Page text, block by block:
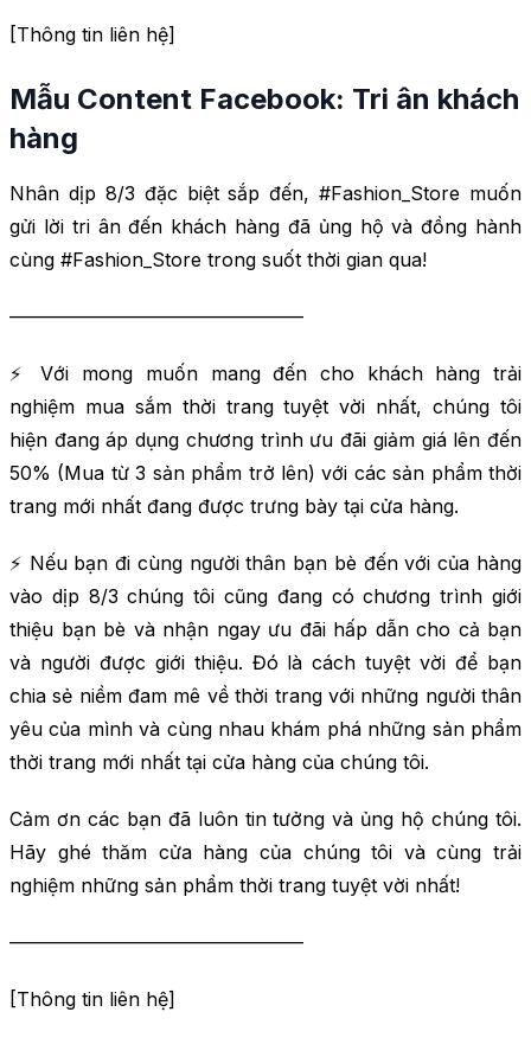
[Thông tin liên hệ]
Mẫu Content Facebook: Tri ân khách
hàng
Nhân dịp 8/3 đặc biệt sắp đến, #Fashion_Store muốn
gửi lời tri ân đến khách hàng đã ủng hộ và đồng hành
cùng #Fashion_Store trong suốt thời gian qua!
———————————————–
⚡ Với mong muốn mang đến cho khách hàng trải
nghiệm mua sắm thời trang tuyệt vời nhất, chúng tôi
hiện đang áp dụng chương trình ưu đãi giảm giá lên đến
50% (Mua từ 3 sản phẩm trở lên) với các sản phẩm thời
trang mới nhất đang được trưng bày tại cửa hàng.
⚡ Nếu bạn đi cùng người thân bạn bè đến với của hàng
vào dịp 8/3 chúng tôi cũng đang có chương trình giới
thiệu bạn bè và nhận ngay ưu đãi hấp dẫn cho cả bạn
và người được giới thiệu. Đó là cách tuyệt vời để bạn
chia sẻ niềm đam mê về thời trang với những người thân
yêu của mình và cùng nhau khám phá những sản phẩm
thời trang mới nhất tại cửa hàng của chúng tôi.
Cảm ơn các bạn đã luôn tin tưởng và ủng hộ chúng tôi.
Hãy ghé thăm cửa hàng của chúng tôi và cùng trải
nghiệm những sản phẩm thời trang tuyệt vời nhất!
———————————————–
[Thông tin liên hệ]